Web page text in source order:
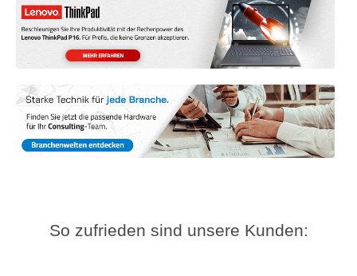
So zufrieden sind unsere Kunden: